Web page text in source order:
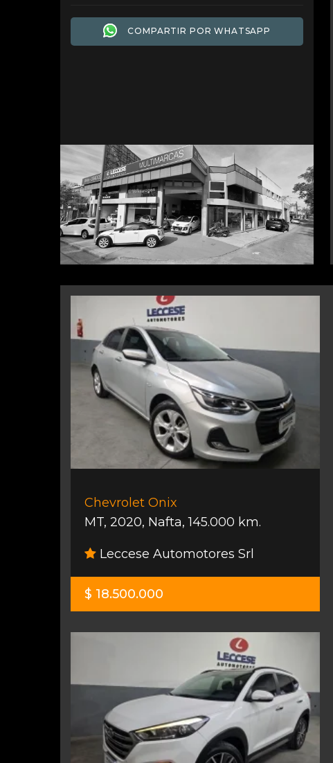
COMPARTIR POR WHATSAPP
Chevrolet Onix
MT, 2020, Nafta,145.000 km.
Leccese Automotores Srl
$ 18.500.000